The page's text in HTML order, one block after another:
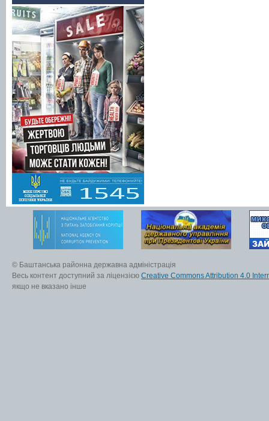
© Баштанська районна державна адміністрація
Весь контент доступний за ліцензією Creative Commons Attribution 4.0
якщо не вказано інше